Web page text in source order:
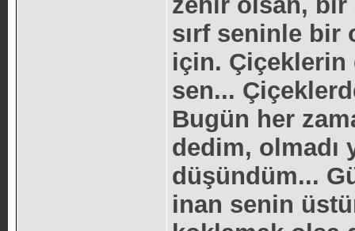
sırf seninle bir
için.
sen...
Bugün her
dedim, olmadı
düşündüm...
inan senin